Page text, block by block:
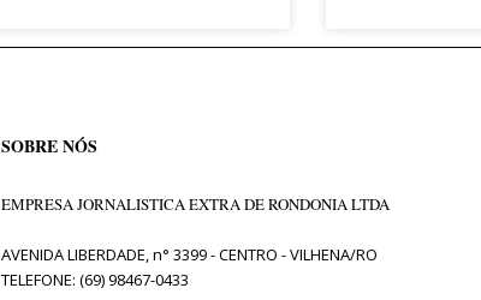
SOBRE NÓS
EMPRESA JORNALISTICA EXTRA DE RONDONIA LTDA
AVENIDA LIBERDADE, n° 3399 - CENTRO - VILHENA/RO
TELEFONE: (69) 98467-0433